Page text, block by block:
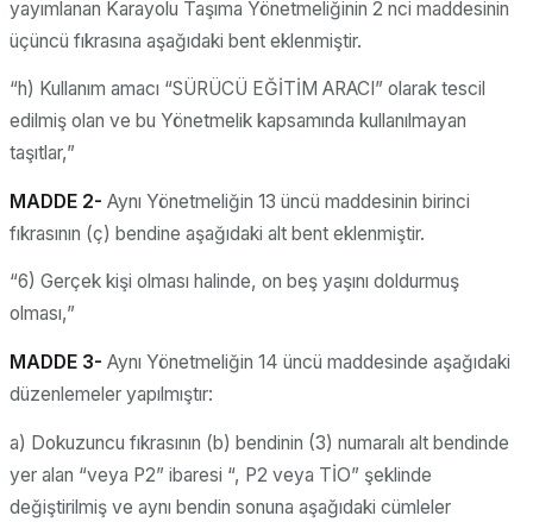
yayımlanan Karayolu Taşıma Yönetmeliğinin 2 nci maddesinin
üçüncü fıkrasına aşağıdaki bent eklenmiştir.
“h) Kullanım amacı “SÜRÜCÜ EĞİTİM ARACI” olarak tescil
edilmiş olan ve bu Yönetmelik kapsamında kullanılmayan
taşıtlar,”
MADDE 2- Aynı Yönetmeliğin 13 üncü maddesinin birinci
fıkrasının (ç) bendine aşağıdaki alt bent eklenmiştir.
“6) Gerçek kişi olması halinde, on beş yaşını doldurmuş
olması,”
MADDE 3- Aynı Yönetmeliğin 14 üncü maddesinde aşağıdaki
düzenlemeler yapılmıştır:
a) Dokuzuncu fıkrasının (b) bendinin (3) numaralı alt bendinde
yer alan “veya P2” ibaresi “, P2 veya TİO” şeklinde
değiştirilmiş ve aynı bendin sonuna aşağıdaki cümleler